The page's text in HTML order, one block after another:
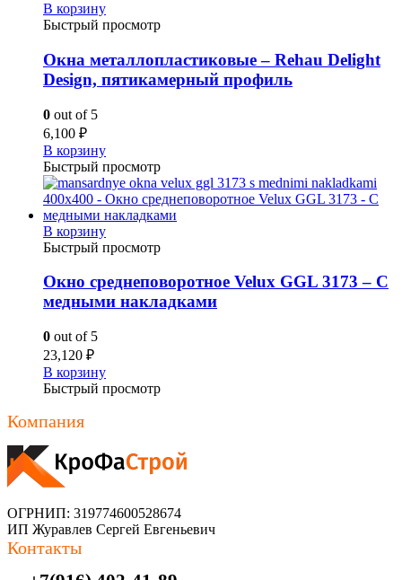
В корзину
Быстрый просмотр
Окна металлопластиковые – Rehau Delight
Design, пятикамерный профиль
0 out of 5
6,100 ₽
В корзину
Быстрый просмотр
В корзину
Быстрый просмотр
Окно среднеповоротное Velux GGL 3173 – С
медными накладками
0 out of 5
23,120 ₽
В корзину
Быстрый просмотр
Компания
ОГРНИП: 319774600528674
ИП Журавлев Сергей Евгеньевич
Контакты